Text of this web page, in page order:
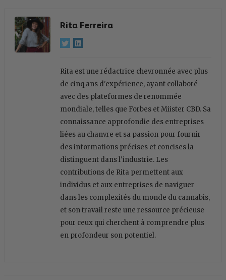
Rita Ferreira
Rita est une rédactrice chevronnée avec plus
de cinq ans d'expérience, ayant collaboré
avec des plateformes de renommée
mondiale, telles que Forbes et Miister CBD. Sa
connaissance approfondie des entreprises
liées au chanvre et sa passion pour fournir
des informations précises et concises la
distinguent dans l'industrie. Les
contributions de Rita permettent aux
individus et aux entreprises de naviguer
dans les complexités du monde du cannabis,
et son travail reste une ressource précieuse
pour ceux qui cherchent à comprendre plus
en profondeur son potentiel.